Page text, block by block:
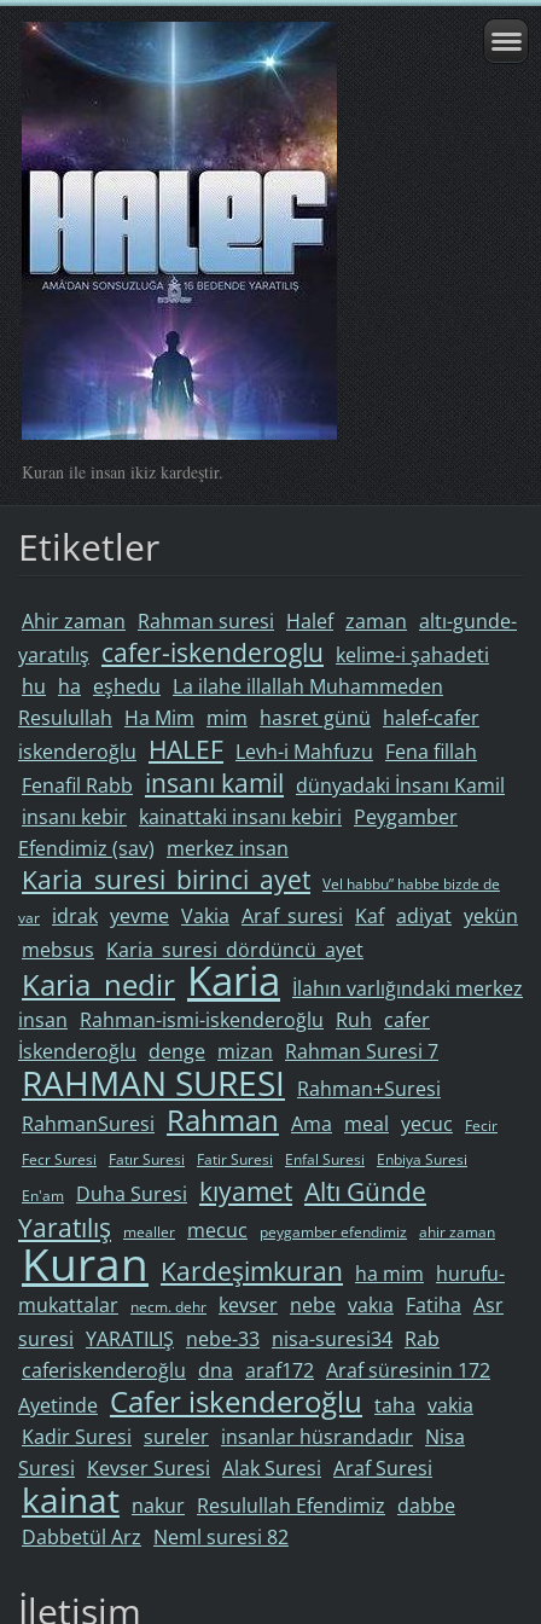
Kuran ile insan ikiz kardeştir.
Etiketler
Ahir zaman Rahman suresi Halef zaman altı-gunde-
yaratılış cafer-iskenderoglu kelime-i şahadeti
hu ha eşhedu La ilahe illallah Muhammeden
Resulullah Ha Mim mim hasret günü halef-cafer
iskenderoğlu HALEF Levh-i Mahfuzu Fena fillah
Fenafil Rabb insanı kamil dünyadaki İnsanı Kamil
insanı kebir kainattaki insanı kebiri Peygamber
Efendimiz (sav) merkez insan
Karia_suresi_birinci_ayet Vel habbu” habbe bizde de
var
idrak yevme Vakia Araf_suresi Kaf adiyat yekün
mebsus Karia_suresi_dördüncü_ayet
Karia_nedir Karia İlahın varlığındaki merkez
insan Rahman-ismi-iskenderoğlu Ruh cafer
İskenderoğlu denge mizan Rahman Suresi 7
RAHMAN SURESI
Rahman+Suresi
RahmanSuresi Rahman Ama meal yecuc
Fecir
Fecr Suresi
Fatır Suresi Fatir Suresi Enfal Suresi
Enbiya Suresi
En'am
Duha Suresi kıyamet Altı Günde
Yaratılış
mealler mecuc peygamber efendimiz ahir zaman
Kuran Kardeşimkuran ha mim hurufu-
mukattalar
necm. dehr kevser nebe vakıa Fatiha Asr
suresi YARATILIŞ nebe-33 nisa-suresi34 Rab
caferiskenderoğlu dna araf172 Araf süresinin 172
Ayetinde Cafer iskenderoğlu taha vakia
Kadir Suresi sureler insanlar hüsrandadır Nisa
Suresi Kevser Suresi Alak Suresi Araf Suresi
kainat nakur Resulullah Efendimiz dabbe
Dabbetül Arz Neml suresi 82
İletişim